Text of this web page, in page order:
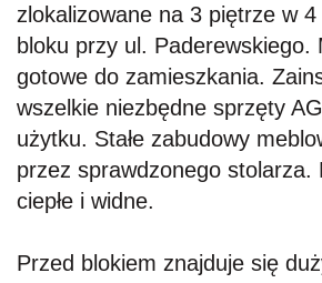
zlokalizowane na 3 piętrze w
bloku przy ul. Paderewskiego.
gotowe do zamieszkania.
wszelkie niezbędne sprzęty
użytku. Stałe zabudowy
przez sprawdzonego stolarza.
ciepłe i widne.
Przed blokiem znajduje się